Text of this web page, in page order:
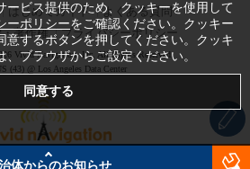
はじめてガイド
よくある質問
著作権 プライバシーポリシー
Vivid Navigation, Inc. All Rights Reserved.
(43) @ Los Angeles Data Center
体からのお知らせ
ービス提供のため、クッキーを使用して
ーポリシーをご確認ください。クッキー
意するボタンを押してください。クッキ
ブラウザからご設定ください。